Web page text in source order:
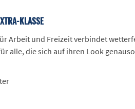
KLASSE
Arbeit und Freizeit verbindet
alle, die sich auf ihren Look